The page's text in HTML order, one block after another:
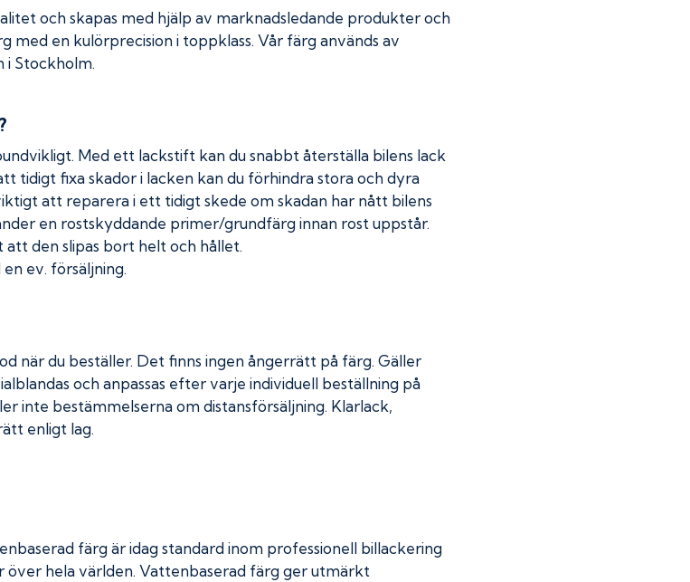
och skapas med hjälp av marknadsledande produkter och
en kulörprecision i toppklass. Vår färg används av
i Stockholm.
Med ett lackstift kan du snabbt återställa bilens lack
tidigt fixa skador i lacken kan du förhindra stora och dyra
att reparera i ett tidigt skede om skadan har nått bilens
en rostskyddande primer/grundfärg innan rost uppstår.
den slipas bort helt och hållet.
ev. försäljning.
när du beställer. Det finns ingen ångerrätt på färg. Gäller
och anpassas efter varje individuell beställning på
inte bestämmelserna om distansförsäljning. Klarlack,
enligt lag.
färg är idag standard inom professionell billackering
över hela världen. Vattenbaserad färg ger utmärkt